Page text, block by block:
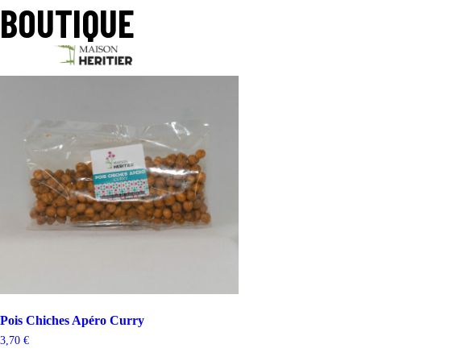
BOUTIQUE
Affichage de 31–31 sur 31 résultats
Pois Chiches Apéro Curry
3,70 €